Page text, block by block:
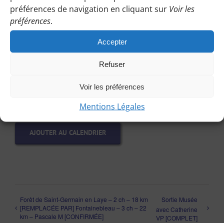
préférences de navigation en cliquant sur Voir les
préférences.
Accepter
Refuser
Voir les préférences
Mentions Légales
a temps, contactez-nous au plus tard le vendredi
précédent la randonnée.
Crédit photo : “Collégiale de Mantes la jolie – Yvelines”
AJOUTER AU CALENDRIER
Forêt de Saint-Germain en Laye – 2 ch – 18 km
[REMPLACÉE PAR] Fontainebleau – 3 ch – 22
km – Pascale M [CONFIRMÉE]
Sortie Musée
avec Catherine
VP [COMPLET]